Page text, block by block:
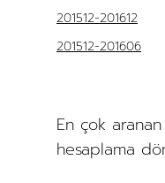
201512-201612
201512-201606
En çok
hesaplama